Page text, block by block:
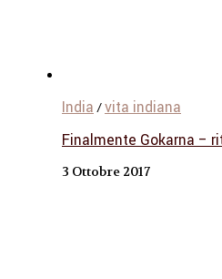
India /vita indiana
Finalmente Gokarna –
3 Ottobre 2017